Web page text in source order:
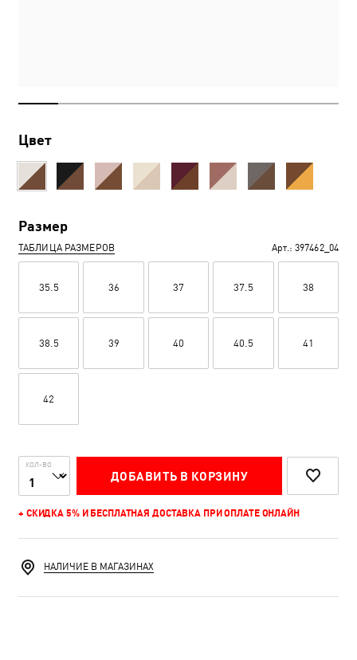
Цвет
Размер
ТАБЛИЦА РАЗМЕРОВ Арт.: 397462_04
35.5 36 37 37.5 38
38.5 39 40 40.5 41
42
КОЛ-ВО
ДОБАВИТЬ В КОРЗИНУ
+ СКИДКА 5% И БЕСПЛАТНАЯ ДОСТАВКА ПРИ ОПЛАТЕ ОНЛАЙН
НАЛИЧИЕ В МАГАЗИНАХ